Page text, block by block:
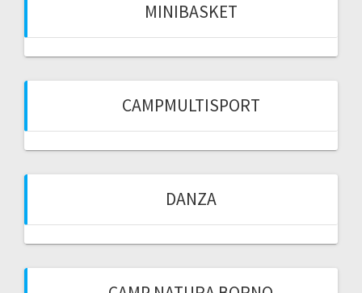
MINIBASKET
CAMPMULTISPORT
DANZA